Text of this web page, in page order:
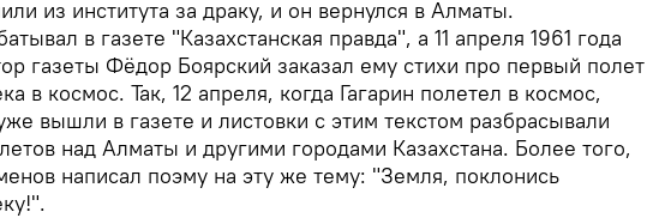
из института за драку, и он вернулся в Алматы.
в газете "Казахстанская правда", а 11 апреля 1961 года
газеты Фёдор Боярский заказал ему стихи про первый полет
в космос. Так, 12 апреля, когда Гагарин полетел в космос,
вышли в газете и листовки с этим текстом разбрасывали
над Алматы и другими городами Казахстана. Более того,
написал поэму на эту же тему: "Земля, поклонись